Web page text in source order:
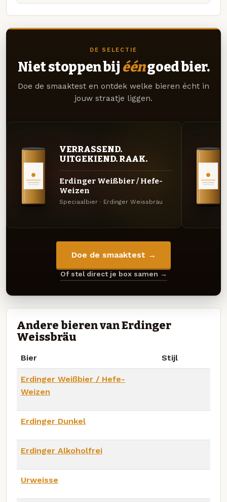
DE SELECTIE
Niet stoppen bij ééngoed bier.
Doe de smaaktest en ontdek welke bieren écht in
jouw straatje liggen.
VERRASSEND.
UITGEKIEND. RAAK.
Erdinger Weißbier / Hefe-
Weizen
Speciaalbier · Erdinger Weissbräu
Doe de smaaktest →
Of stel direct je box samen →
Andere bieren van Erdinger
Weissbräu
Bier Stijl
Erdinger Weißbier / Hefe-
Weizen
Erdinger Dunkel
Erdinger Alkoholfrei
Urweisse